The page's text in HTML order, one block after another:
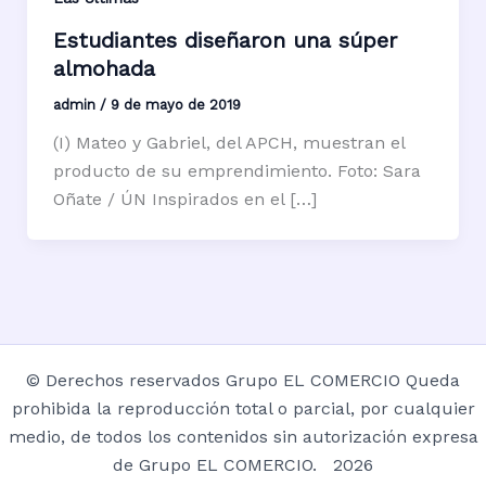
Estudiantes diseñaron una súper
almohada
admin / 9 de mayo de 2019
(I) Mateo y Gabriel, del APCH, muestran el
producto de su emprendimiento. Foto: Sara
Oñate / ÚN Inspirados en el […]
© Derechos reservados Grupo EL COMERCIO Queda
prohibida la reproducción total o parcial, por cualquier
medio, de todos los contenidos sin autorización expresa
de Grupo EL COMERCIO. 2026